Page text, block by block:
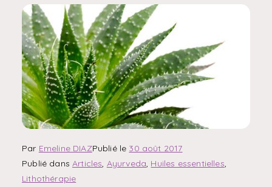
Par Emeline DIAZPublié le 30 août 2017
Publié dansArticles, Ayurveda, Huiles essentielles,
Lithothérapie